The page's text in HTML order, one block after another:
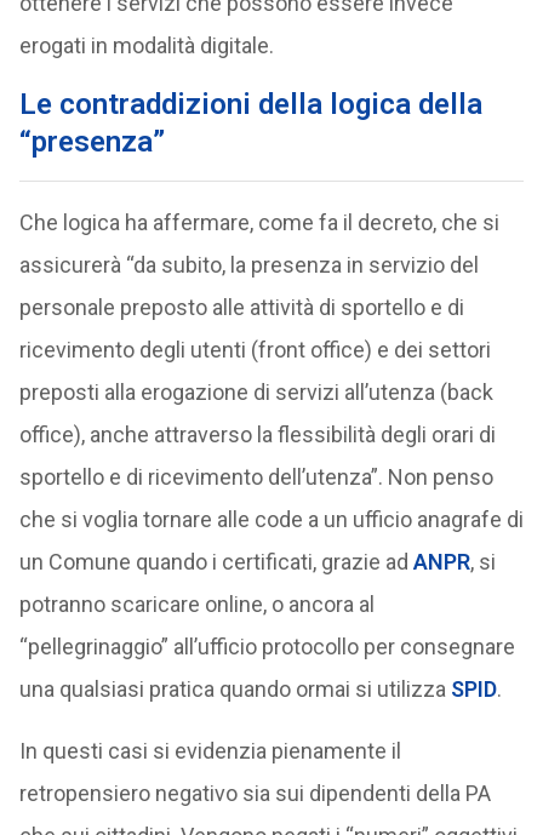
erogati in modalità digitale.
Le contraddizioni della logica della
“presenza”
Che logica ha affermare, come fa il decreto, che si
assicurerà “da subito, la presenza in servizio del
personale preposto alle attività di sportello e di
ricevimento degli utenti (front office) e dei settori
preposti alla erogazione di servizi all’utenza (back
office), anche attraverso la flessibilità degli orari di
sportello e di ricevimento dell’utenza”. Non penso
che si voglia tornare alle code a un ufficio anagrafe di
un Comune quando i certificati, grazie ad ANPR, si
potranno scaricare online, o ancora al
“pellegrinaggio” all’ufficio protocollo per consegnare
una qualsiasi pratica quando ormai si utilizza SPID.
In questi casi si evidenzia pienamente il
retropensiero negativo sia sui dipendenti della PA